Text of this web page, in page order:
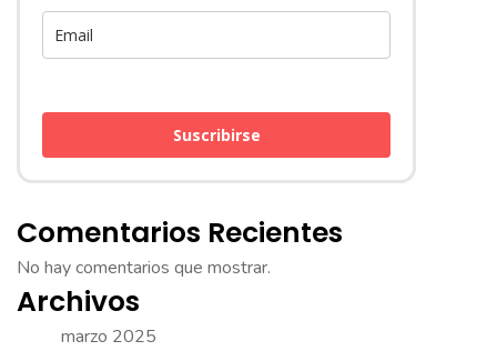
Suscribirse
Comentarios Recientes
No hay comentarios que mostrar.
Archivos
marzo 2025